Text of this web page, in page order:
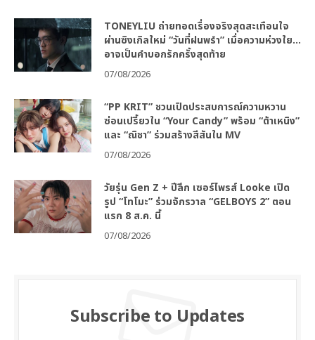
TONEYLIU ถ่ายทอดเรื่องจริงสุดสะเทือนใจ
ผ่านซิงเกิลใหม่ “วันที่ฝนพรำ” เมื่อความห่วงใย…
อาจเป็นคำบอกรักครั้งสุดท้าย
07/08/2026
“PP KRIT” ชวนเปิดประสบการณ์ความหวาน
ซ่อนเปรี้ยวใน “Your Candy” พร้อม “ต้าเหนิง”
และ “ณิชา” ร่วมสร้างสีสันใน MV
07/08/2026
วัยรุ่น Gen Z + ปีลึก เซอร์ไพรส์ Looke เปิด
รูป “โทโมะ” ร่วมจักรวาล “GELBOYS 2” ตอน
แรก 8 ส.ค. นี้
07/08/2026
Subscribe to Updates